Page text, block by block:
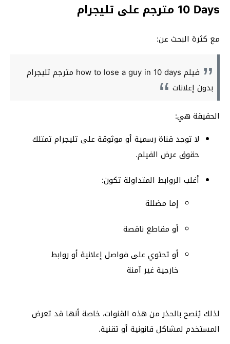
10 Days مترجم على تليجرام
مع كثرة البحث عن:
فيلم how to lose a guy in 10 days مترجم تليجرام
بدون إعلانات
الحقيقة هي:
لا توجد قناة رسمية أو موثوقة على تليجرام تمتلك
حقوق عرض الفيلم.
أغلب الروابط المتداولة تكون:
إما مضللة
أو مقاطع ناقصة
أو تحتوي على فواصل إعلانية أو روابط
خارجية غير آمنة
لذلك يُنصح بالحذر من هذه القنوات، خاصة أنها قد تعرض
المستخدم لمشاكل قانونية أو تقنية.